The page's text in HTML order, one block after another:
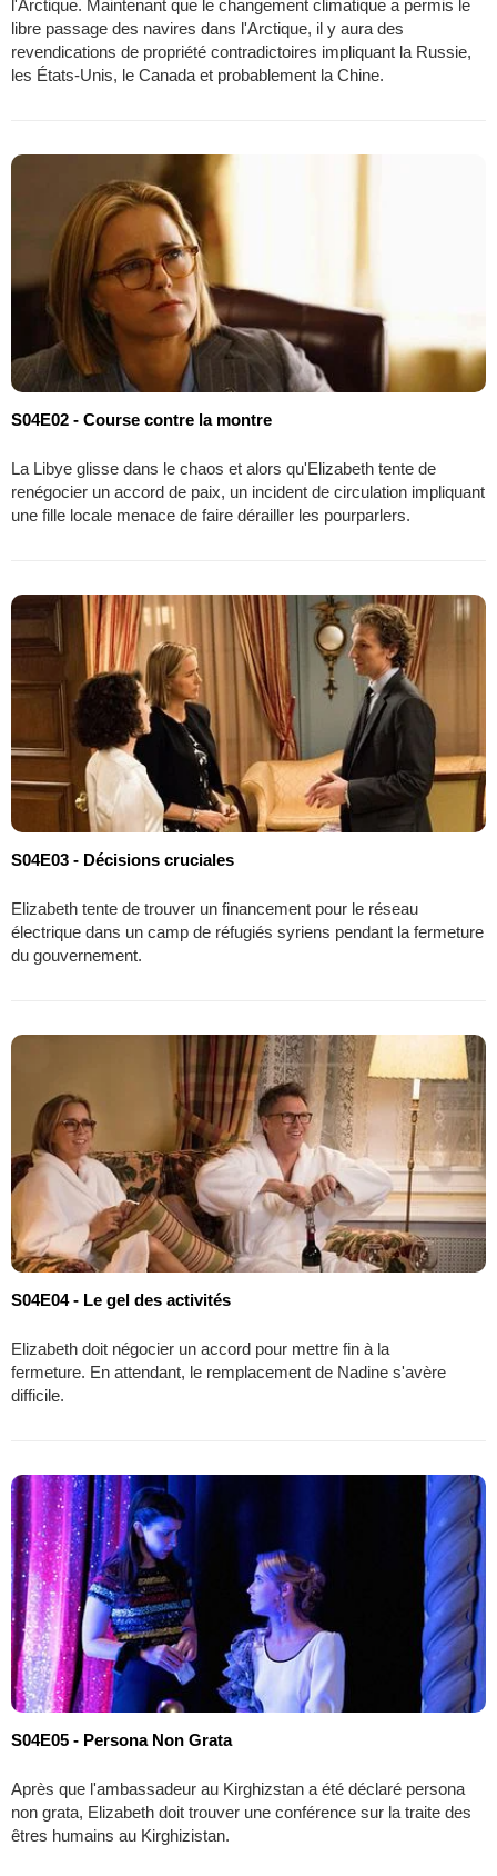
l'Arctique. Maintenant que le changement climatique a permis le
libre passage des navires dans l'Arctique, il y aura des
revendications de propriété contradictoires impliquant la Russie,
les États-Unis, le Canada et probablement la Chine.
S04E02 - Course contre la montre
La Libye glisse dans le chaos et alors qu'Elizabeth tente de
renégocier un accord de paix, un incident de circulation impliquant
une fille locale menace de faire dérailler les pourparlers.
S04E03 - Décisions cruciales
Elizabeth tente de trouver un financement pour le réseau
électrique dans un camp de réfugiés syriens pendant la fermeture
du gouvernement.
S04E04 - Le gel des activités
Elizabeth doit négocier un accord pour mettre fin à la
fermeture. En attendant, le remplacement de Nadine s'avère
difficile.
S04E05 - Persona Non Grata
Après que l'ambassadeur au Kirghizstan a été déclaré persona
non grata, Elizabeth doit trouver une conférence sur la traite des
êtres humains au Kirghizistan.